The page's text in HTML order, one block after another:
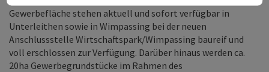
Gewerbefläche stehen aktuell und sofort verfügbar in
Unterleithen sowie in Wimpassing bei der neuen
Anschlussstelle Wirtschaftspark/Wimpassing baureif und
voll erschlossen zur Verfügung. Darüber hinaus werden ca.
20ha Gewerbegrundstücke im Rahmen des